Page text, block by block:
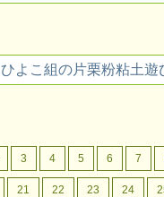
ひよこ組の片栗粉粘土遊
3 4 5 6 7
21 22 23 24